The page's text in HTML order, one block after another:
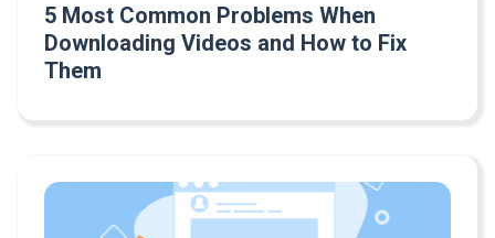
5 Most Common Problems When
Downloading Videos and How to Fix
Them